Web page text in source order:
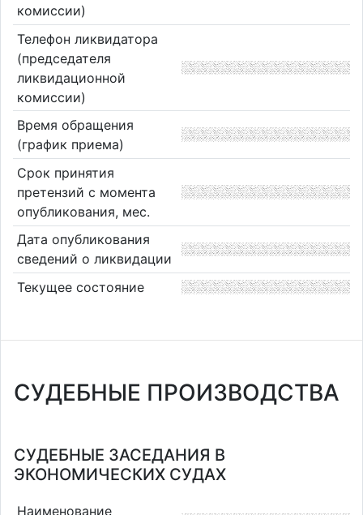
комиссии)
Телефон ликвидатора
(председателя
ликвидационной
комиссии)
Время обращения
(график приема)
Срок принятия
претензий с момента
опубликования, мес.
Дата опубликования
сведений о ликвидации
Текущее состояние
СУДЕБНЫЕ ПРОИЗВОДСТВА
СУДЕБНЫЕ ЗАСЕДАНИЯ В
ЭКОНОМИЧЕСКИХ СУДАХ
Наименование